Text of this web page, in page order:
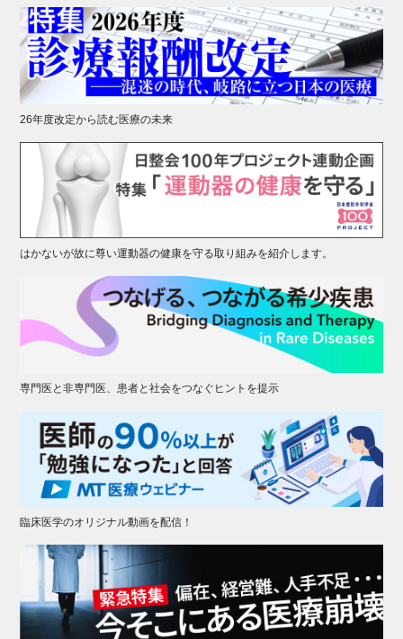
26年度改定から読む医療の未来
はかないが故に尊い運動器の健康を守る取り組みを紹介します。
専門医と非専門医、患者と社会をつなぐヒントを提示
臨床医学のオリジナル動画を配信！